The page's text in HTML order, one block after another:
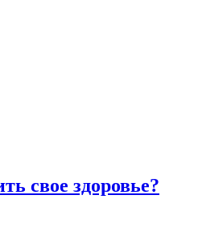
свое здоровье?